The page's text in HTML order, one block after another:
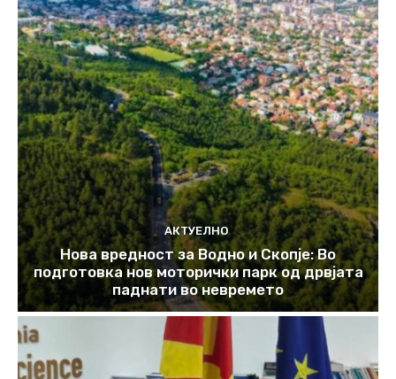
АКТУЕЛНО
Нова вредност за Водно и Скопје: Во
подготовка нов моторички парк од дрвјата
паднати во невремето